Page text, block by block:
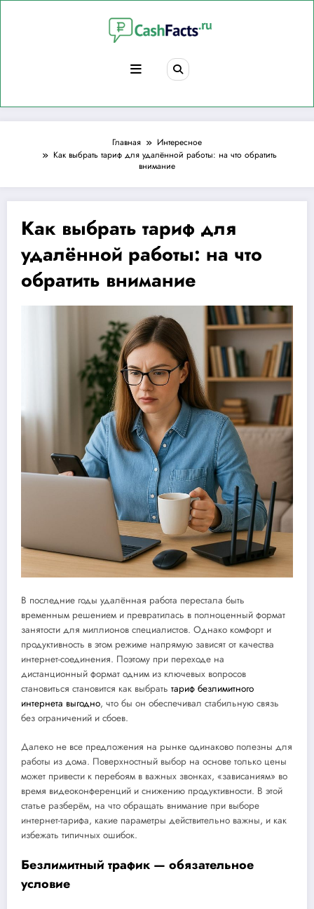
Главная
Интересное
Как выбрать тариф для удалённой работы: на что обратить
внимание
Как выбрать тариф для
удалённой работы: на что
обратить внимание
В последние годы удалённая работа перестала быть
временным решением и превратилась в полноценный формат
занятости для миллионов специалистов. Однако комфорт и
продуктивность в этом режиме напрямую зависят от качества
интернет-соединения. Поэтому при переходе на
дистанционный формат одним из ключевых вопросов
становиться становится как выбрать тариф безлимитного
интернета выгодно, что бы он обеспечивал стабильную связь
без ограничений и сбоев.
Далеко не все предложения на рынке одинаково полезны для
работы из дома. Поверхностный выбор на основе только цены
может привести к перебоям в важных звонках, «зависаниям» во
время видеоконференций и снижению продуктивности. В этой
статье разберём, на что обращать внимание при выборе
интернет-тарифа, какие параметры действительно важны, и как
избежать типичных ошибок.
Безлимитный трафик — обязательное
условие